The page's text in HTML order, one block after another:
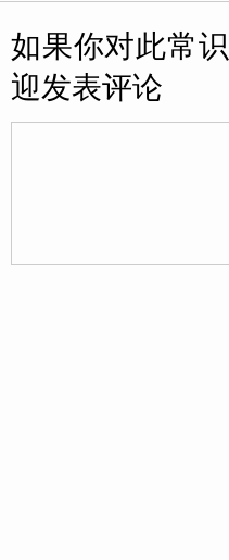
如果你对此常
迎发表评论